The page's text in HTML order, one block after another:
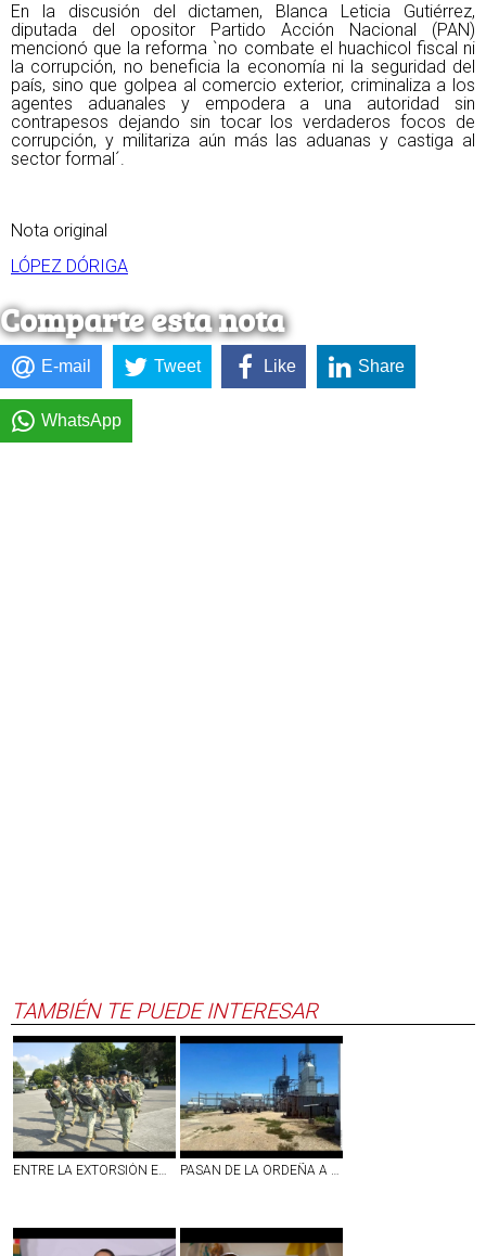
En la discusión del dictamen, Blanca Leticia Gutiérrez,
diputada del opositor Partido Acción Nacional (PAN)
mencionó que la reforma `no combate el huachicol fiscal ni
la corrupción, no beneficia la economía ni la seguridad del
país, sino que golpea al comercio exterior, criminaliza a los
agentes aduanales y empodera a una autoridad sin
contrapesos dejando sin tocar los verdaderos focos de
corrupción, y militariza aún más las aduanas y castiga al
sector formal´.
Nota original
LÓPEZ DÓRIGA
Comparte esta nota
E-mail Tweet Like Share
WhatsApp
TAMBIÉN TE PUEDE INTERESAR
ENTRE LA EXTORSIÓN EN LA ZONA AGUACATERA ARMAN APANTALLAJE PASAN DE LA ORDEÑA A TENER SUS REFINERÍAS